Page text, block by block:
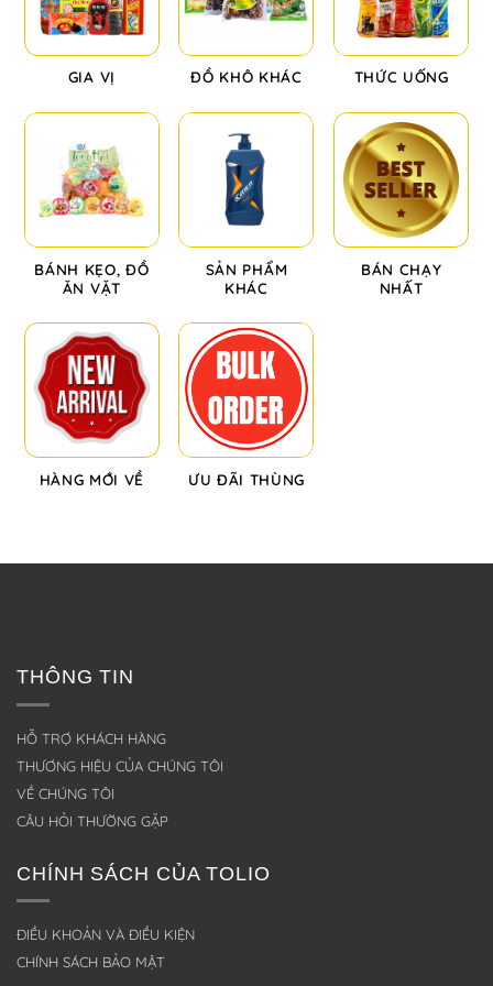
GIA VỊ ĐỒ KHÔ KHÁC THỨC UỐNG
BÁNH KẸO, ĐỒ
ĂN VẶT
SẢN PHẨM
KHÁC
BÁN CHẠY
NHẤT
HÀNG MỚI VỀ ƯU ĐÃI THÙNG
THÔNG TIN
HỖ TRỢ KHÁCH HÀNG
THƯƠNG HIỆU CỦA CHÚNG TÔI
VỀ CHÚNG TÔI
CÂU HỎI THƯỜNG GẶP
CHÍNH SÁCH CỦA TOLIO
ĐIỀU KHOẢN VÀ ĐIỀU KIỆN
CHÍNH SÁCH BẢO MẬT